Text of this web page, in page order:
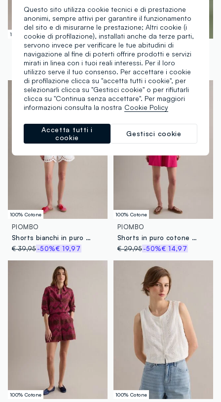
100% Cotone
PIOMBO
Shorts multicolor in puro cotone con fantasia regular fit
€ 39,95
€ 19,97
Nuova Collezione
PIOMBO
€ 39,95
100% Cotone
PIOMBO
Shorts bianchi in puro cotone con vita elasticizzata
€ 39,95-50%€ 19,97
100% Cotone
PIOMBO
Shorts in puro cotone rosa regular fit
€ 29,95 -50%€ 14,97
100% Cotone 100% Cotone
Questo sito utilizza cookie tecnici e di prestazione
anonimi, sempre attivi per garantire il funzionamento
del sito e di misurarne le prestazione; Altri cookie (i
cookie di profilazione), installati anche da terze parti,
servono invece per verificare le tue abitudini di
navigazione al fine di poterti offrire prodotti e servizi
mirati in linea con i tuoi reali interessi. Per il loro
utilizzo serve il tuo consenso. Per accettare i cookie
di profilazione clicca su "accetta tutti i cookie", per
selezionarli clicca su "Gestisci cookie" o per rifiutarli
clicca su "Continua senza accettare". Per maggiori
informazioni consulta la nostra Cookie Policy
Gestisci cookie
Accetta tutti i
cookie